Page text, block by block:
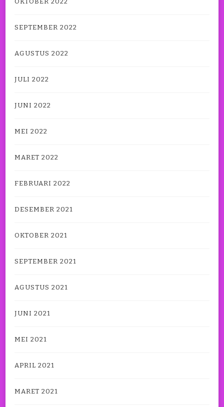
OKTOBER 2022
SEPTEMBER 2022
AGUSTUS 2022
JULI 2022
JUNI 2022
MEI 2022
MARET 2022
FEBRUARI 2022
DESEMBER 2021
OKTOBER 2021
SEPTEMBER 2021
AGUSTUS 2021
JUNI 2021
MEI 2021
APRIL 2021
MARET 2021